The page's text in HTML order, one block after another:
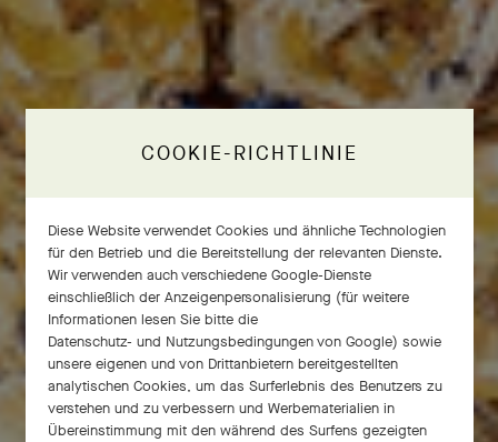
COOKIE-RICHTLINIE
Diese Website verwendet Cookies und ähnliche Technologien
für den Betrieb und die Bereitstellung der relevanten Dienste.
Wir verwenden auch verschiedene Google-Dienste
einschließlich der Anzeigenpersonalisierung (für weitere
Informationen lesen Sie bitte die
Datenschutz- und Nutzungsbedingungen von Google) sowie
unsere eigenen und von Drittanbietern bereitgestellten
analytischen Cookies, um das Surferlebnis des Benutzers zu
verstehen und zu verbessern und Werbematerialien in
Übereinstimmung mit den während des Surfens gezeigten